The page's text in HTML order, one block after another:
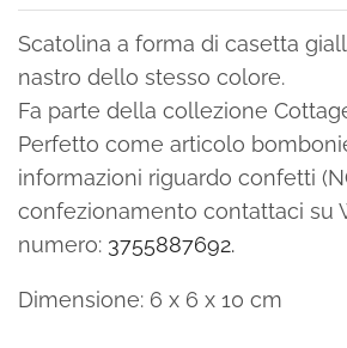
Scatolina a forma di casetta
nastro dello stesso colore.
Fa parte della collezione
Perfetto come articolo
informazioni riguardo confetti
confezionamento contattaci su
numero: 3755887692.
Dimensione: 6 x 6 x 10 cm